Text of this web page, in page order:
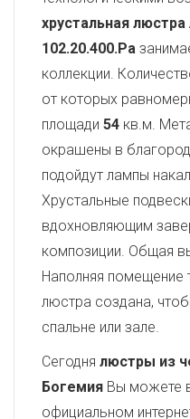
хрустальная
102.20.400.Pa
коллекции.
от которых
площади 54 кв.м.
окрашены в
подойдут лампы
Хрустальные
вдохновляющим
композиции. Общая
Наполняя помещение
люстра создана,
спальне или зале.
Сегодня люстры из
Богемия Вы можете
официальном